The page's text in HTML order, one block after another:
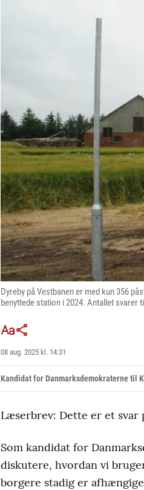
Dyreby på Vestbanen er med kun 356
benyttede station i 2024. Antallet svarer
08 aug. 2025 kl. 14:31
Kandidat for Danmarksdemokraterne til
Læserbrev: Dette er et svar
Som kandidat for
diskutere, hvordan vi
borgere stadig er